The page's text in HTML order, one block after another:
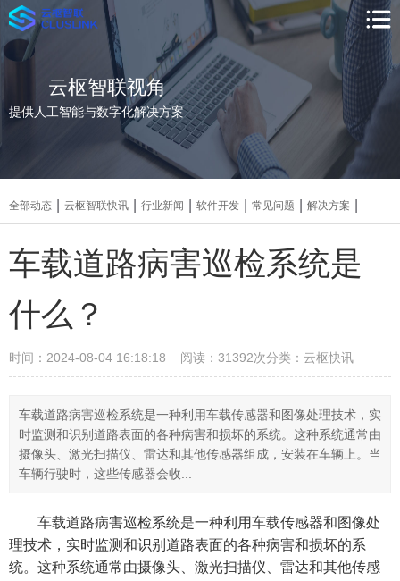
云枢智联视角
提供人工智能与数字化解决方案
全部动态 云枢智联快讯 行业新闻 软件开发 常见问题 解决方案
车载道路病害巡检系统是
什么？
时间：2024-08-04 16:18:18 阅读：31392次分类：云枢快讯
车载道路病害巡检系统是一种利用车载传感器和图像处理技术，实
时监测和识别道路表面的各种病害和损坏的系统。这种系统通常由
摄像头、激光扫描仪、雷达和其他传感器组成，安装在车辆上。当
车辆行驶时，这些传感器会收...
车载道路病害巡检系统是一种利用车载传感器和图像处
理技术，实时监测和识别道路表面的各种病害和损坏的系
统。这种系统通常由摄像头、激光扫描仪、雷达和其他传感